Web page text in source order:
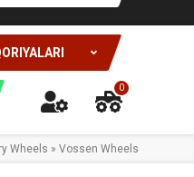
0
Wheels » Vossen Wheels